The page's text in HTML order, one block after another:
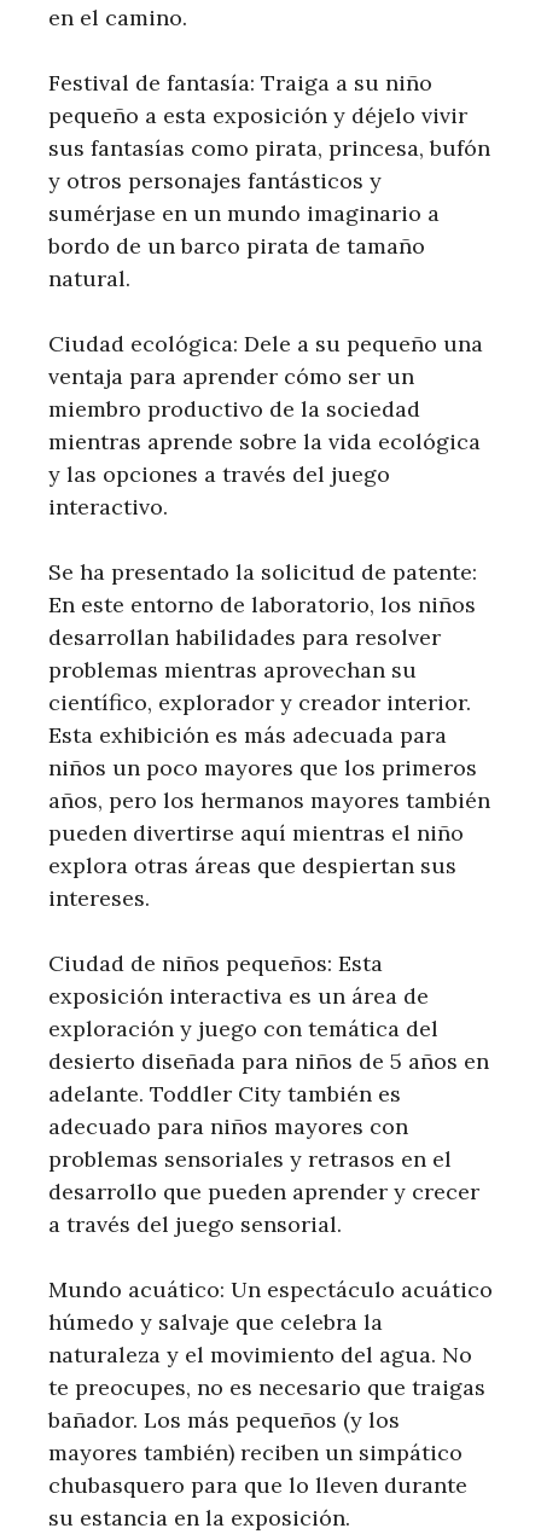
en el camino.
Festival de fantasía: Traiga a su niño
pequeño a esta exposición y déjelo vivir
sus fantasías como pirata, princesa, bufón
y otros personajes fantásticos y
sumérjase en un mundo imaginario a
bordo de un barco pirata de tamaño
natural.
Ciudad ecológica: Dele a su pequeño una
ventaja para aprender cómo ser un
miembro productivo de la sociedad
mientras aprende sobre la vida ecológica
y las opciones a través del juego
interactivo.
Se ha presentado la solicitud de patente:
En este entorno de laboratorio, los niños
desarrollan habilidades para resolver
problemas mientras aprovechan su
científico, explorador y creador interior.
Esta exhibición es más adecuada para
niños un poco mayores que los primeros
años, pero los hermanos mayores también
pueden divertirse aquí mientras el niño
explora otras áreas que despiertan sus
intereses.
Ciudad de niños pequeños: Esta
exposición interactiva es un área de
exploración y juego con temática del
desierto diseñada para niños de 5 años en
adelante. Toddler City también es
adecuado para niños mayores con
problemas sensoriales y retrasos en el
desarrollo que pueden aprender y crecer
a través del juego sensorial.
Mundo acuático: Un espectáculo acuático
húmedo y salvaje que celebra la
naturaleza y el movimiento del agua. No
te preocupes, no es necesario que traigas
bañador. Los más pequeños (y los
mayores también) reciben un simpático
chubasquero para que lo lleven durante
su estancia en la exposición.